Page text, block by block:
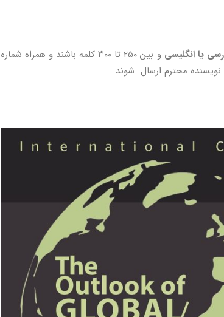
يا انگليسي
و بين ۲۵۰ تا ۳۰۰ كلمه باشند و همراه شماره
محترم ارسال شوند